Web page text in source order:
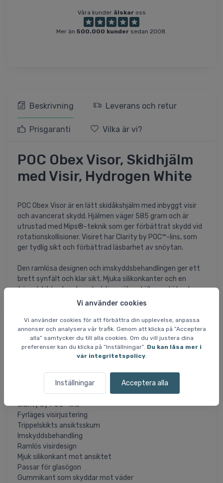
Vi använder cookies
Vi använder cookies för att förbättra din upplevelse, anpassa
annonser och analysera vår trafik. Genom att klicka på ”Acceptera
alla” samtycker du till alla cookies. Om du vill justera dina
preferenser kan du klicka på ”Inställningar”. Du kan läsa mer i
vår integritetspolicy.
Inställningar Acceptera alla
Våra kunder älskaross
Mer än 500.000 kunder sedan 2008.
Beskrivning Leverans och retur
Prisgaranti Vilka är vi?
POC Obex Visor, Skidhjälm
med Visir, Hydrogen White
POC Obex Visor är en lätt skidåkshjälm med inbyggt visir
och avancerat skydd. Hjälmen väger 585 gram och är
utrustad med Mips®-teknik som ger förbättrat skydd vid
rotationskollisioner. Visiret har Clarity by POC™-lins, som
ger tydlig sikt och förbättrad läsbarhet av snöytan.
Den ramlösa designen och imskyddsbehandlingen ger ett
brett synfält och klar sikt. Mjuka silikonkanter och en
trippelskikts skumkonstruktion säkerställer en tät och
bekväm passform, även för glasögonanvändare. En mjuk
Med 360° Fit System kan hjälmen enkelt justeras för
bästa passform. Ventilation framtill och baktill låter
värmen strömma ut, och visiret kan justeras i fyra lägen.
Specifikationer
Mips®-teknik för ökat skydd
Clarity by POC™ lins
Fyrläges visirjustering
Trippelskikts ansiktsskum
Imskyddsbehandling
Ramlös visirdesign
Mjuk silikonkant mot ansiktet
Passar för glasögon
Gummikant som skyddar mot väder